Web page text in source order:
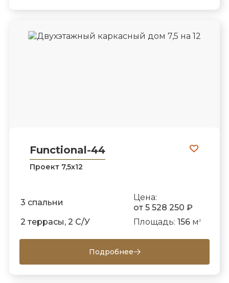
Functional-44
Проект 7,5х12
3 спальни
Цена:
от 5 528 250 ₽
2 террасы, 2 С/У
Площадь: 156м 2
Подробнее